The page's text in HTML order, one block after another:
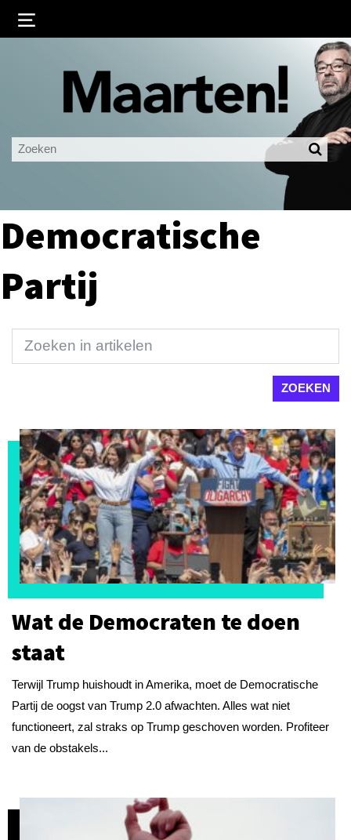
Ingelogd blijven
LOGIN
Democratische
Partij
Wat de Democraten te doen
staat
Terwijl Trump huishoudt in Amerika, moet de Democratische
Partij de oogst van Trump 2.0 afwachten. Alles wat niet
functioneert, zal straks op Trump geschoven worden. Profiteer
van de obstakels...